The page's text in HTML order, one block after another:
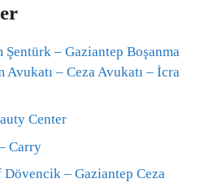
– Gaziantep Boşanma
– Ceza Avukatı – İcra
Center
Carry
– Gaziantep Ceza